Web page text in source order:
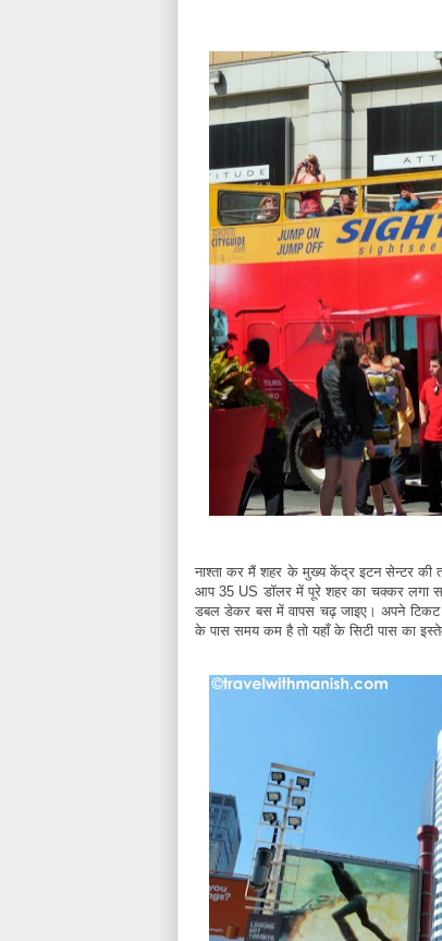
नाश्ता कर मैं शहर के मुख्य केंद्र इटन सेन्टर की
आप 35 US डॉलर में पूरे शहर का चक्कर लगा
डबल डेकर बस में वापस चढ़ जाइए। अपने टिकट
के पास समय कम है तो यहाँ के सिटी पास का